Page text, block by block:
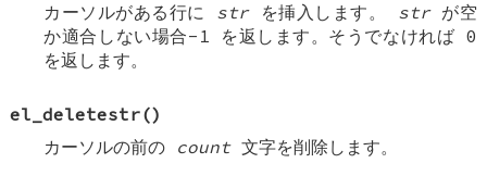
カーソルがある行に strを挿入します。 strが空
か適合しない場合-1 を返します。そうでなければ 0
を返します。
el_deletestr()
カーソルの前の count文字を削除します。